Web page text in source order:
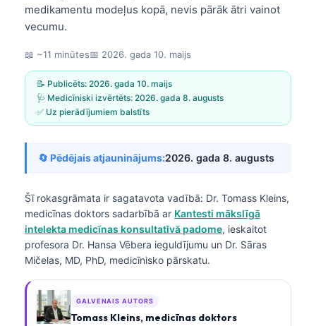
medikamentu modeļus kopā, nevis pārāk ātri vainot
vecumu.
📖 ~11 minūtes📅 2026. gada 10. maijs
📝 Publicēts: 2026. gada 10. maijs
🩺 Medicīniski izvērtēts: 2026. gada 8. augusts
✅ Uz pierādījumiem balstīts
🔄 Pēdējais atjauninājums:2026. gada 8. augusts
Šī rokasgrāmata ir sagatavota vadībā: Dr. Tomass Kleins,
medicīnas doktors sadarbībā ar Kantesti mākslīgā
intelekta medicīnas konsultatīvā padome, ieskaitot
profesora Dr. Hansa Vēbera ieguldījumu un Dr. Sāras
Mičelas, MD, PhD, medicīnisko pārskatu.
GALVENAIS AUTORS
Tomass Kleins, medicīnas doktors